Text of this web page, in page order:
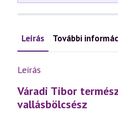
Leírás További
Leírás
Váradi Tibor
vallásbölcsész